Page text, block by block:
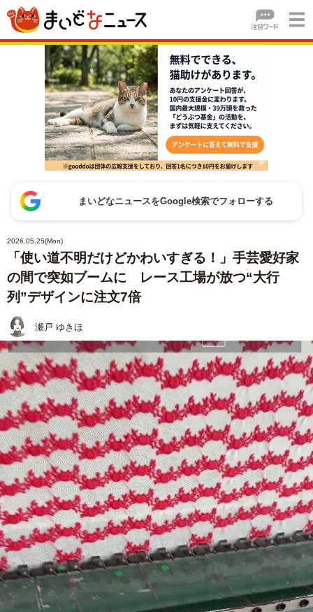
まいどなニュースをGoogle検索でフォローする
2026.05.25(Mon)
「使い道不明だけどかわいすぎる！」手芸愛好家
の間で突如ブームに レース工場が放つ“大行
列”デザインに注文7倍
瀬戸 ゆきほ